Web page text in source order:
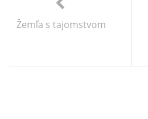
Žemľa s tajomstvom